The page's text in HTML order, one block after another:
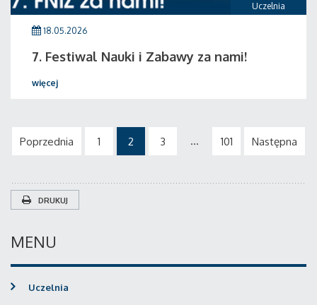
Uczelnia
18.05.2026
7. Festiwal Nauki i Zabawy za nami!
więcej
Poprzednia 1 2 3 ... 101 Następna
DRUKUJ
MENU
Uczelnia